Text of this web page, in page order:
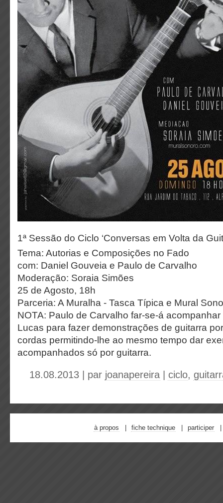
1ª Sessão do Ciclo ‘Conversas em Volta da
Tema: Autorias e Composições no Fado
com: Daniel Gouveia e Paulo de Carvalho
Moderação: Soraia Simões
25 de Agosto, 18h
Parceria: A Muralha - Tasca Típica e Mural
NOTA: Paulo de Carvalho far-se-á
Lucas para fazer demonstrações de guitarra
cordas permitindo-lhe ao mesmo tempo dar
acompanhados só por guitarra.
18.08.2013 | par joanapereira ciclo,
à propos fiche technique participer